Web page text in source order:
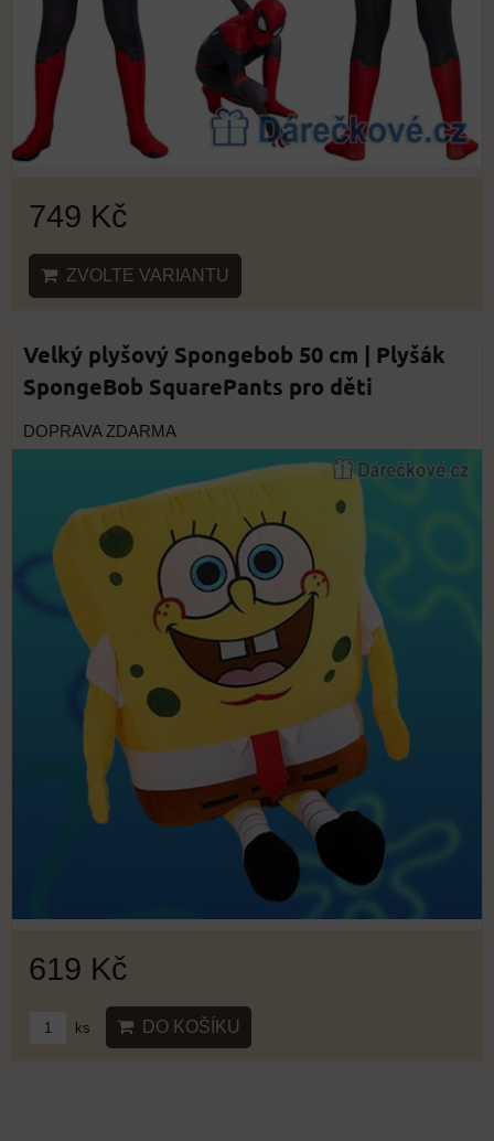
749 Kč
ZVOLTE VARIANTU
Velký plyšový Spongebob 50 cm | Plyšák
SpongeBob SquarePants pro děti
DOPRAVA ZDARMA
619 Kč
ks DO KOŠÍKU